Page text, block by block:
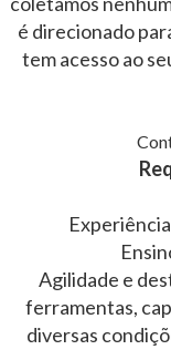
é direcionado
tem acesso ao
Agilidade e
ferramentas,
diversas